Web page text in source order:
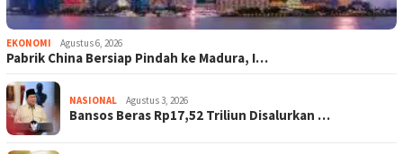
EKONOMI Agustus 6, 2026
Pabrik China Bersiap Pindah ke Madura, I…
NASIONAL Agustus 3, 2026
Bansos Beras Rp17,52 Triliun Disalurkan …